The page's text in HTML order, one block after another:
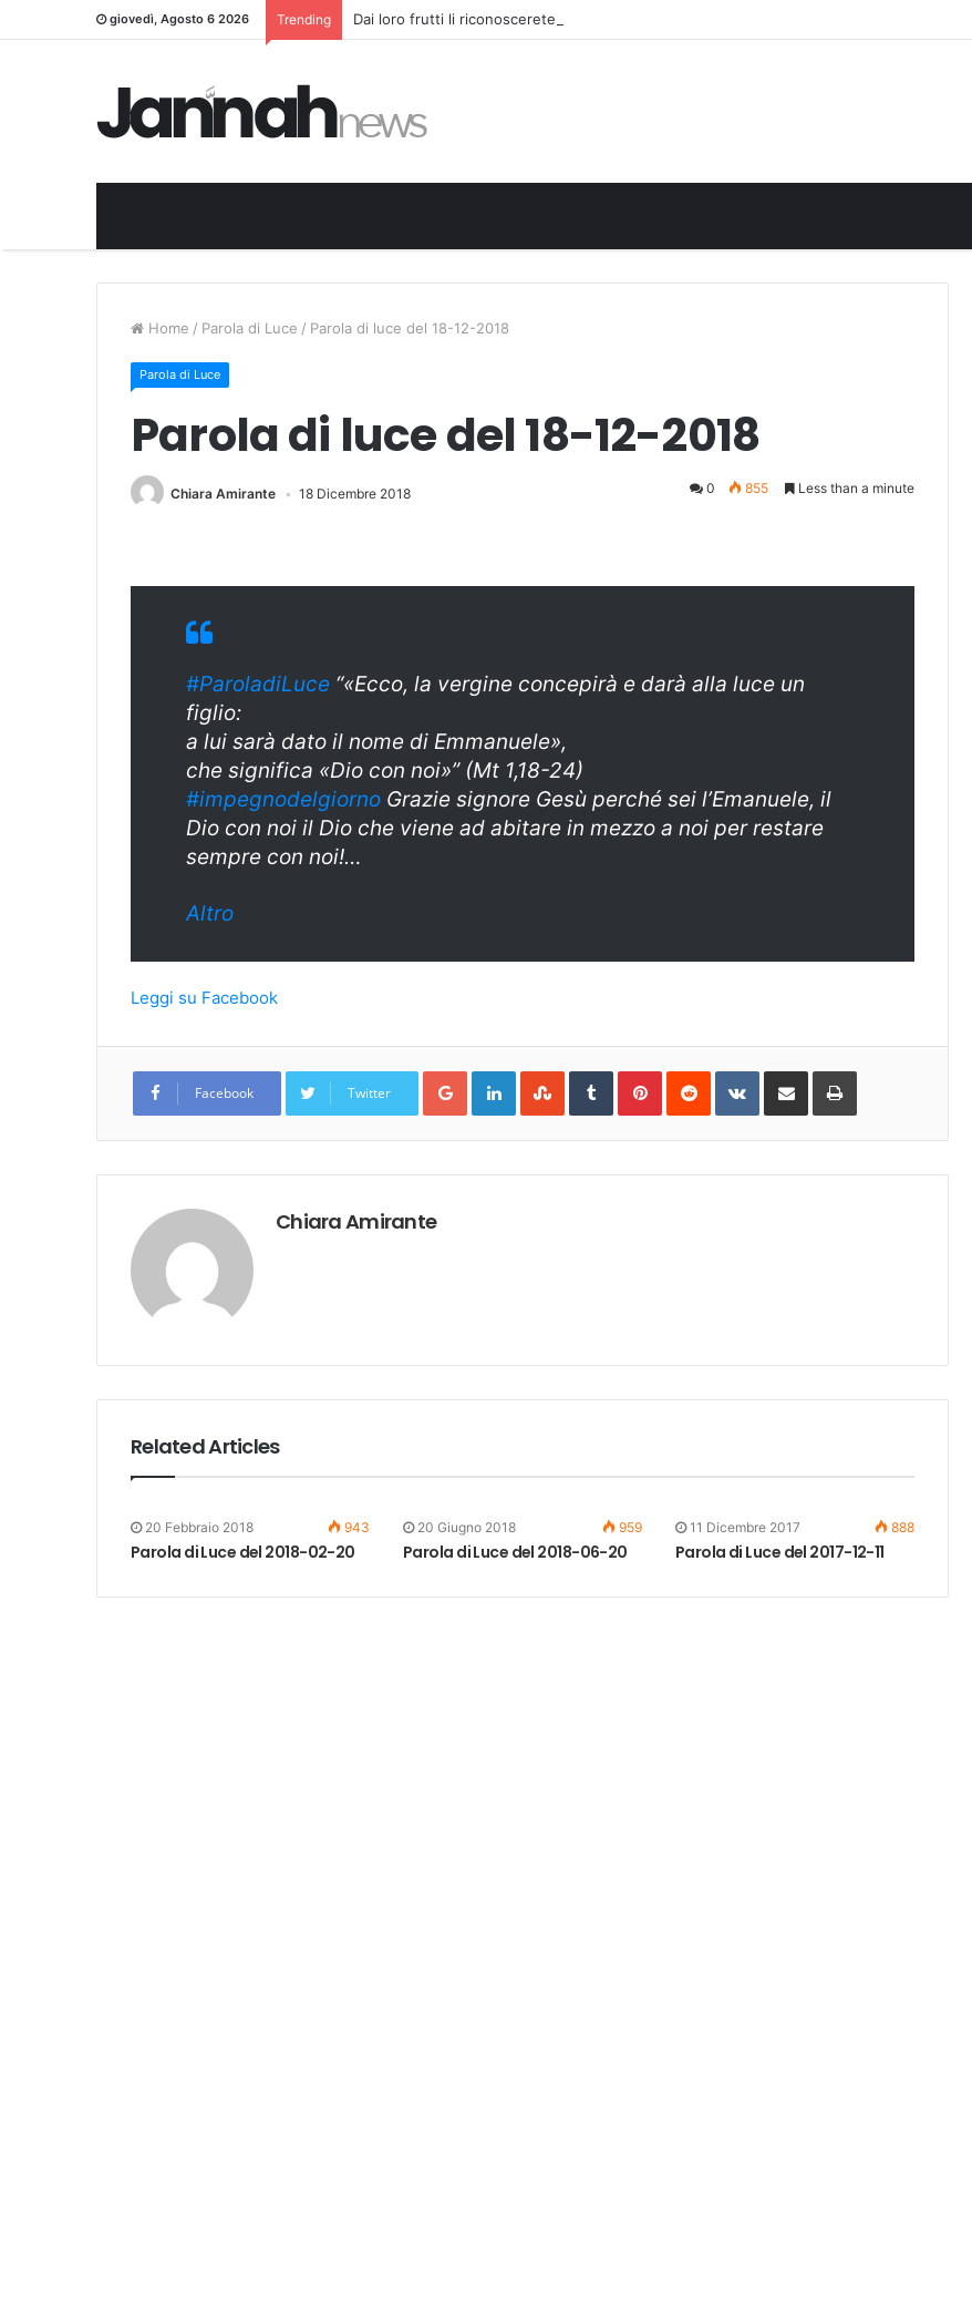
giovedì, Agosto 6 2026 Trending Dai loro frutti li riconoscerete
Home / Parola di Luce / Parola di luce del 18-12-2018
Parola di Luce
Parola di luce del 18-12-2018
Chiara Amirante 18 Dicembre 2018 0 855 Less than a minute
#ParoladiLuce “«Ecco, la vergine concepirà e darà alla luce un
figlio:
a lui sarà dato il nome di Emmanuele»,
che significa «Dio con noi»” (Mt 1,18-24)
#impegnodelgiorno Grazie signore Gesù perché sei l’Emanuele, il
Dio con noi il Dio che viene ad abitare in mezzo a noi per restare
sempre con noi!…
Altro
Leggi su Facebook
Facebook Twitter
Google+LinkedInStumbleUpon
TumblrPinterestReddit VKontakteShare
Email
Print
Chiara Amirante
Related Articles
20 Febbraio 2018 943
Parola di Luce del 2018-02-20
20 Giugno 2018 959
Parola di Luce del 2018-06-20
11 Dicembre 2017 888
Parola di Luce del 2017-12-11